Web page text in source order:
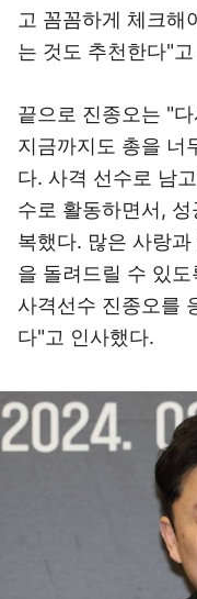
고 꼼꼼하게 체크해
는 것도 추천한다"
끝으로 진종오는 "
지금까지도 총을 너
다. 사격 선수로 남
수로 활동하면서,
복했다. 많은 사랑
을 돌려드릴 수 있
사격선수 진종오를
다"고 인사했다.